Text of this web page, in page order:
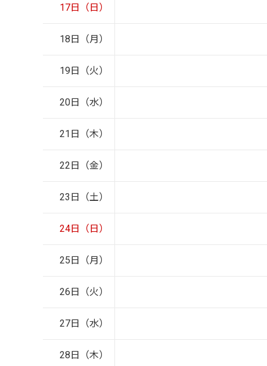
17日（日）
18日（月）
19日（火）
20日（水）
21日（木）
22日（金）
23日（土）
24日（日）
25日（月）
26日（火）
27日（水）
28日（木）